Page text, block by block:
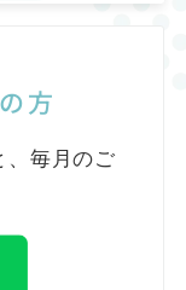
方
、毎月のご